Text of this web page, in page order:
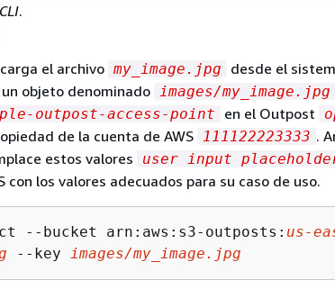
.
el archivo my_image.jpg
desde el
objeto denominado
images/my_image.jpg
outpost-access-point en el Outpost
de la cuenta de AWS 111122223333 .
estos valores
user input
con los valores adecuados para su caso de uso.
--bucket arn:aws:s3-outposts: us-
--key images/my_image.jpg